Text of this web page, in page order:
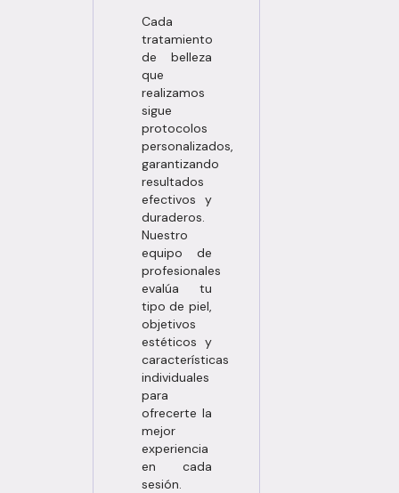
Cada
tratamiento
de belleza
que
realizamos
sigue
protocolos
personalizados,
garantizando
resultados
efectivos y
duraderos.
Nuestro
equipo de
profesionales
evalúa tu
tipo de piel,
objetivos
estéticos y
características
individuales
para
ofrecerte la
mejor
experiencia
en cada
sesión.